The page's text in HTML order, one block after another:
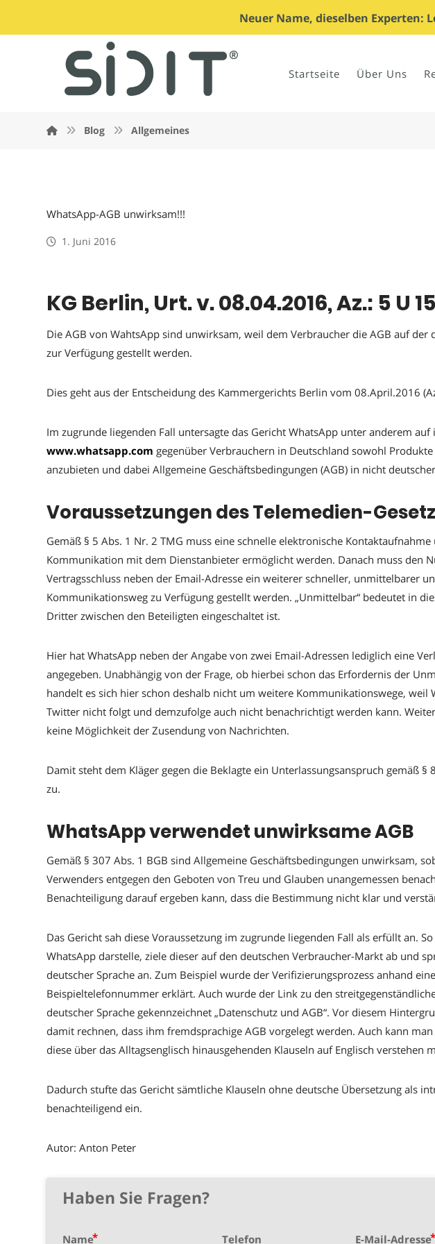
Neuer Name, dieselben Experten:
Startseite Über Uns
Blog Allgemeines
WhatsApp-AGB unwirksam!!!
1. Juni 2016
KG Berlin, Urt. v. 08.04.2016, Az.: 5 U
Die AGB von WahtsApp sind unwirksam, weil dem Verbraucher die AGB auf der
zur Verfügung gestellt werden.
Dies geht aus der Entscheidung des Kammergerichts Berlin vom 08.April.2016
Im zugrunde liegenden Fall untersagte das Gericht WhatsApp unter anderem auf
www.whatsapp.com gegenüber Verbrauchern in Deutschland sowohl
anzubieten und dabei Allgemeine Geschäftsbedingungen (AGB) in nicht
Voraussetzungen des Telemedien-
Gemäß § 5 Abs. 1 Nr. 2 TMG muss eine schnelle elektronische
Kommunikation mit dem Dienstanbieter ermöglicht werden. Danach muss den
Vertragsschluss neben der Email-Adresse ein weiterer schneller, unmittelbarer
Kommunikationsweg zu Verfügung gestellt werden. „Unmittelbar“ bedeutet in
Dritter zwischen den Beteiligten eingeschaltet ist.
Hier hat WhatsApp neben der Angabe von zwei Email-Adressen lediglich eine
angegeben. Unabhängig von der Frage, ob hierbei schon das Erfordernis der
handelt es sich hier schon deshalb nicht um weitere Kommunikationswege, weil
Twitter nicht folgt und demzufolge auch nicht benachrichtigt werden kann.
keine Möglichkeit der Zusendung von Nachrichten.
Damit steht dem Kläger gegen die Beklagte ein Unterlassungsanspruch gemäß §
zu.
WhatsApp verwendet unwirksame AGB
Gemäß § 307 Abs. 1 BGB sind Allgemeine Geschäftsbedingungen unwirksam,
Verwenders entgegen den Geboten von Treu und Glauben unangemessen
Benachteiligung darauf ergeben kann, dass die Bestimmung nicht klar und
Das Gericht sah diese Voraussetzung im zugrunde liegenden Fall als erfüllt an.
WhatsApp darstelle, ziele dieser auf den deutschen Verbraucher-Markt ab und
deutscher Sprache an. Zum Beispiel wurde der Verifizierungsprozess anhand
Beispieltelefonnummer erklärt. Auch wurde der Link zu den
deutscher Sprache gekennzeichnet „Datenschutz und AGB“. Vor diesem
damit rechnen, dass ihm fremdsprachige AGB vorgelegt werden. Auch kann
diese über das Alltagsenglisch hinausgehenden Klauseln auf Englisch verstehen
Dadurch stufte das Gericht sämtliche Klauseln ohne deutsche Übersetzung als
benachteiligend ein.
Autor: Anton Peter
Haben Sie Fragen?
Name Telefon E-Mail-Adresse